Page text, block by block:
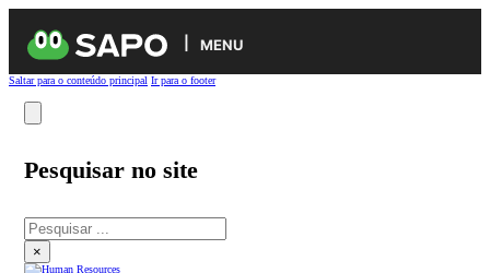
MENU
Saltar para o conteúdo principal Ir para o footer
Pesquisar no site
Pesquisar
×